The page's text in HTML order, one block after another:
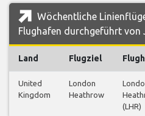
Wöchentliche
Flughafen durchgeführt von
Land Flugziel
United
Kingdom
London
Heathrow
(LHR)